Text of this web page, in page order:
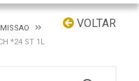
VOLTAR
*24 ST 1L